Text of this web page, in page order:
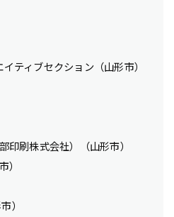
ティブセクション（山形市）
刷株式会社）（山形市）
）